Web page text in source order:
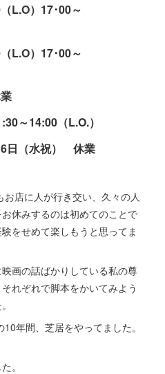
L.O）17･00～
L.O）17･00～
～14:00（L.O.）
日（水祝） 休業
店に人が行き交い、久々の人
休みするのは初めてのことで
をせめて楽しもうと思ってま
画の話ばかりしている私の尊
れぞれで脚本をかいてみよう
年間、芝居をやってました。
。